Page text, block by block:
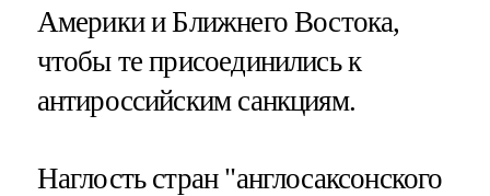
Америки и Ближнего Востока,
чтобы те присоединились к
антироссийским санкциям.
Наглость стран "англосаксонского